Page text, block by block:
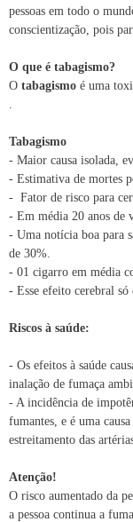
pessoas em todo o
conscientização, pois
O que é tabagismo?
O tabagismo é uma
.
Tabagismo
- Maior causa isolada,
- Estimativa de mortes
- Fator de risco para
- Em média 20 anos de
- Uma notícia boa para
de 30%.
- 01 cigarro em média
- Esse efeito cerebral
Riscos à saúde:
- Os efeitos à saúde
inalação de fumaça
- A incidência de
fumantes, e é uma
estreitamento das
Atenção!
O risco aumentado da
a pessoa continua a